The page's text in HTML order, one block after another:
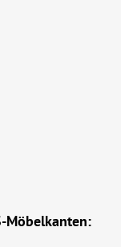
Möbelkanten: